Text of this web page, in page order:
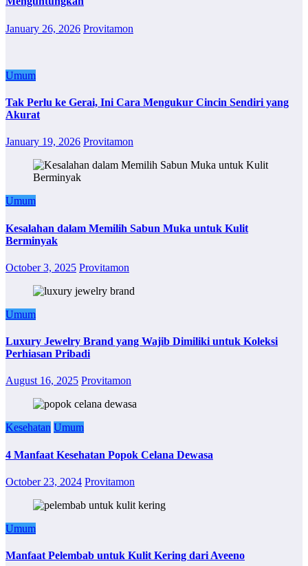
January 26, 2026 Provitamon
Umum
Tak Perlu ke Gerai, Ini Cara Mengukur Cincin Sendiri yang
Akurat
January 19, 2026 Provitamon
Umum
Kesalahan dalam Memilih Sabun Muka untuk Kulit
Berminyak
October 3, 2025 Provitamon
Umum
Luxury Jewelry Brand yang Wajib Dimiliki untuk Koleksi
Perhiasan Pribadi
August 16, 2025 Provitamon
Kesehatan Umum
4 Manfaat Kesehatan Popok Celana Dewasa
October 23, 2024 Provitamon
Umum
Manfaat Pelembab untuk Kulit Kering dari Aveeno